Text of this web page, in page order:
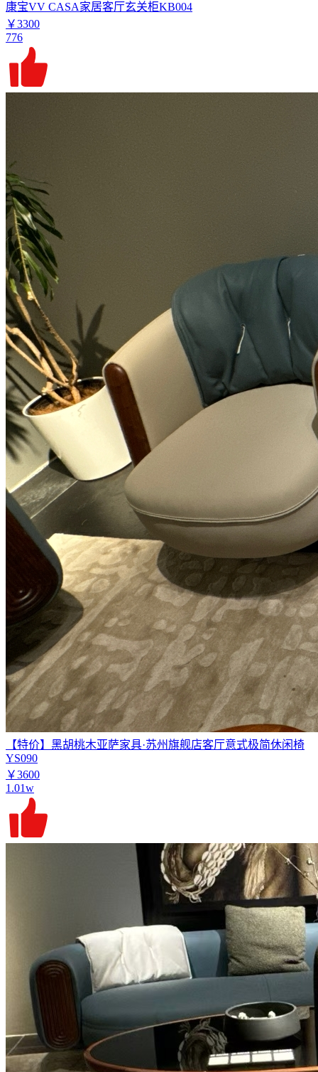
康宝VV CASA家居客厅玄关柜KB004
￥3300
776
【特价】黑胡桃木亚萨家具·苏州旗舰店客厅意式极简休闲椅
YS090
￥3600
1.01w